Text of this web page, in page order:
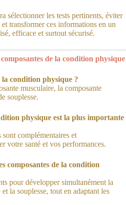
sélectionner les tests pertinents, éviter
transformer ces informations en un
efficace et surtout sécurisé.
de la condition physique
condition physique ?
musculaire, la composante
souplesse.
physique est la plus importante
sont complémentaires et
votre santé et vos performances.
composantes de la condition
pour développer simultanément la
la souplesse, tout en adaptant les